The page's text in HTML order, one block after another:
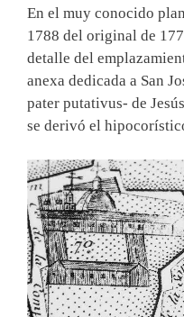
En el muy conocido
1788 del original de
detalle del
anexa dedicada a San
pater putativus- de
se derivó el